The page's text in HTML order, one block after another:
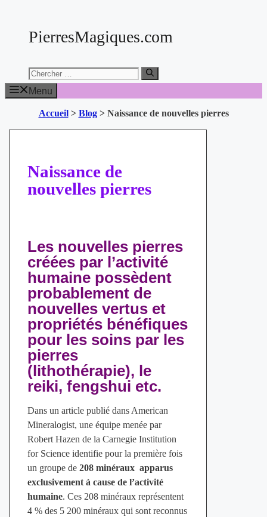
contenuPierresMagiques.com
Chercher:
Menu
Accueil> Blog> Naissance de nouvelles pierres
Naissance de
nouvelles pierres
Les nouvelles pierres
créées par l’activité
humaine possèdent
probablement de
nouvelles vertus et
propriétés bénéfiques
pour les soins par les
pierres
(lithothérapie), le
reiki, fengshui etc.
Dans un article publié dans American
Mineralogist, une équipe menée par
Robert Hazen de la Carnegie Institution
for Science identifie pour la première fois
un groupe de208 minéraux apparus
exclusivement à cause de l’activité
humaine. Ces 208 minéraux représentent
4 % des 5 200 minéraux qui sont reconnus